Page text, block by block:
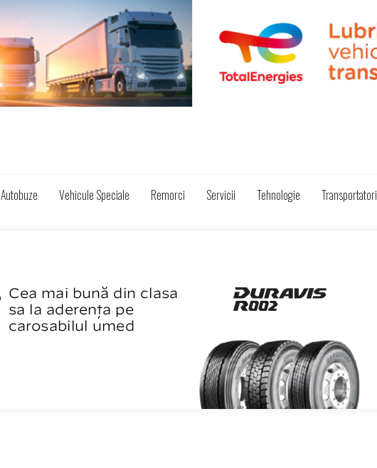
Autobuze Vehicule Speciale Remorci Servicii Tehnologie Transportatori